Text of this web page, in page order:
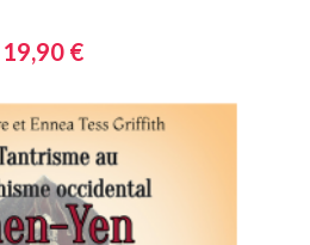
19,90 €